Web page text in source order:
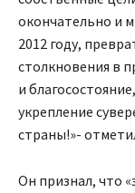
окончательно и
2012 году,
столкновения в
и
укрепление
страны!»-
Он признал, что